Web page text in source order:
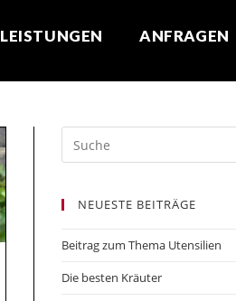
LEISTUNGEN ANFRAGEN
NEUESTE BEITRÄGE
Beitrag zum Thema Utensilien
Die besten Kräuter